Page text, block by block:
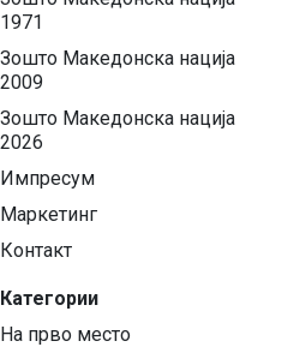
1971
Зошто Македонска нација
2009
Зошто Македонска нација
2026
Импресум
Маркетинг
Контакт
Категории
На прво место